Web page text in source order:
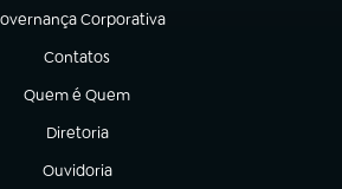
Corporativa
em nova aba)
Contatos
(abre em nova aba)
Quem é Quem
(abre em nova aba)
Diretoria
(abre em nova aba)
Ouvidoria
(abre em nova aba)